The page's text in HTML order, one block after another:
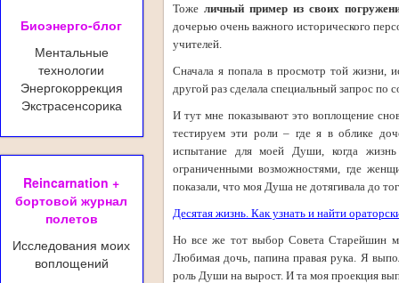
Биоэнерго-блог
Ментальные
технологии
Энергокоррекция
Экстрасенсорика
Reincarnation +
бортовой журнал
полетов
Исследования моих
воплощений
Тоже личный пример из своих
дочерью очень важного исторического
учителей.
Сначала я попала в просмотр той жизни,
другой раз сделала специальный запрос
И тут мне показывают это воплощение
тестируем эти роли – где я в облике
испытание для моей Души, когда
ограниченными возможностями, где
показали, что моя Душа не дотягивала до
Десятая жизнь. Как узнать и найти
Но все же тот выбор Совета Старейшин
Любимая дочь, папина правая рука. Я
роль Души на вырост. И та моя проекция